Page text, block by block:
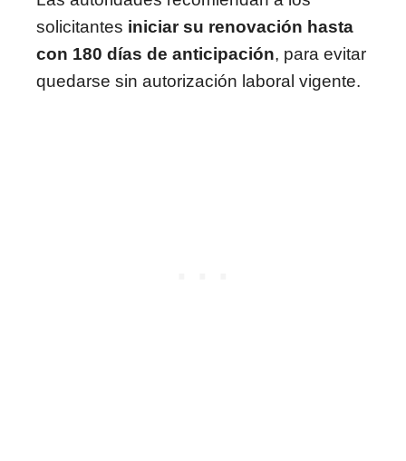
solicitantes iniciar su renovación hasta
con 180 días de anticipación, para evitar
quedarse sin autorización laboral vigente.